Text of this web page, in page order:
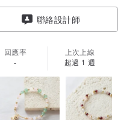
聯絡設計師
回應率
-
上次上線
超過 1 週